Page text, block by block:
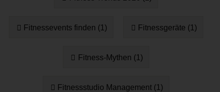
Fitnessevents finden (1) Fitnessgeräte (1)
Fitness-Mythen (1)
Fitnessstudio Management (1)